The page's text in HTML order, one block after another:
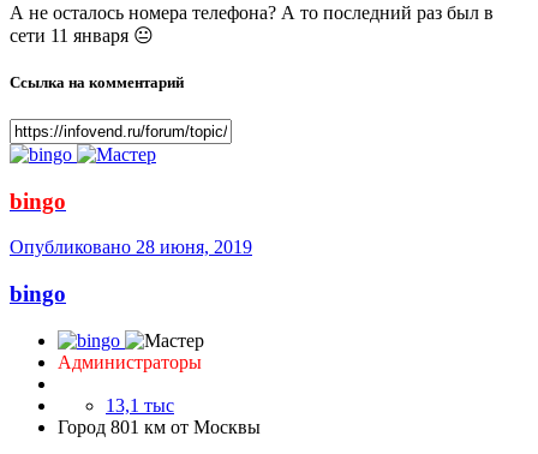
А не осталось номера телефона? А то последний раз был в
сети 11 января 😐
Ссылка на комментарий
bingo
Опубликовано 28 июня, 2019
bingo
Администраторы
13,1 тыс
Город 801 км от Москвы